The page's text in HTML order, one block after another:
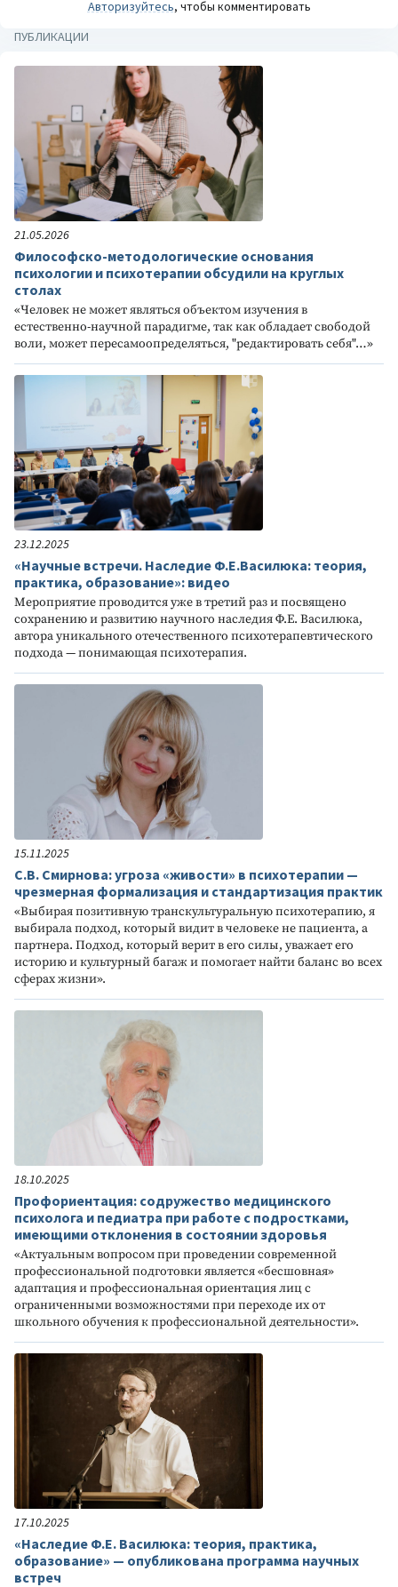
Авторизуйтесь, чтобы комментировать
ПУБЛИКАЦИИ
21.05.2026
Философско-методологические основания
психологии и психотерапии обсудили на круглых
столах
«Человек не может являться объектом изучения в
естественно-научной парадигме, так как обладает свободой
воли, может пересамоопределяться, "редактировать себя"…»
23.12.2025
«Научные встречи. Наследие Ф.Е.Василюка: теория,
практика, образование»: видео
Мероприятие проводится уже в третий раз и посвящено
сохранению и развитию научного наследия Ф.Е. Василюка,
автора уникального отечественного психотерапевтического
подхода — понимающая психотерапия.
15.11.2025
С.В. Смирнова: угроза «живости» в психотерапии —
чрезмерная формализация и стандартизация практик
«Выбирая позитивную транскультуральную психотерапию, я
выбирала подход, который видит в человеке не пациента, а
партнера. Подход, который верит в его силы, уважает его
историю и культурный багаж и помогает найти баланс во всех
сферах жизни».
18.10.2025
Профориентация: содружество медицинского
психолога и педиатра при работе с подростками,
имеющими отклонения в состоянии здоровья
«Актуальным вопросом при проведении современной
профессиональной подготовки является «бесшовная»
адаптация и профессиональная ориентация лиц с
ограниченными возможностями при переходе их от
школьного обучения к профессиональной деятельности».
17.10.2025
«Наследие Ф.Е. Василюка: теория, практика,
образование» — опубликована программа научных
встреч